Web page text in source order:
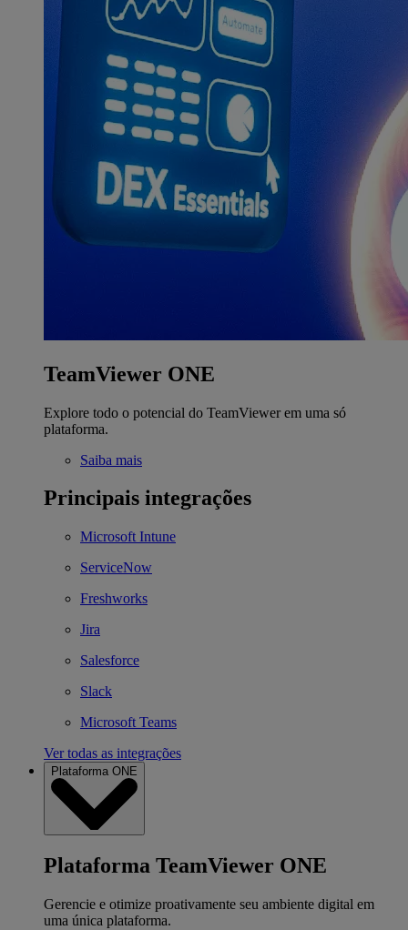
TeamViewer ONE
Explore todo o potencial do TeamViewer em uma só
plataforma.
Saiba mais
Principais integrações
Microsoft Intune
ServiceNow
Freshworks
Jira
Salesforce
Slack
Microsoft Teams
Ver todas as integrações
Plataforma ONE
Plataforma TeamViewer ONE
Gerencie e otimize proativamente seu ambiente digital em
uma única plataforma.